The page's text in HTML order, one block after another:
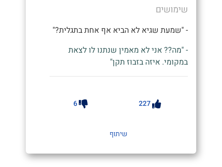
שימושים
- "שמעת שגיא לא הביא אף אחת בתגלית?"
- "מה?? אני לא מאמין שנתנו לו לצאת
במקומי. איזה בזבוז תקן"
227
6
שיתוף